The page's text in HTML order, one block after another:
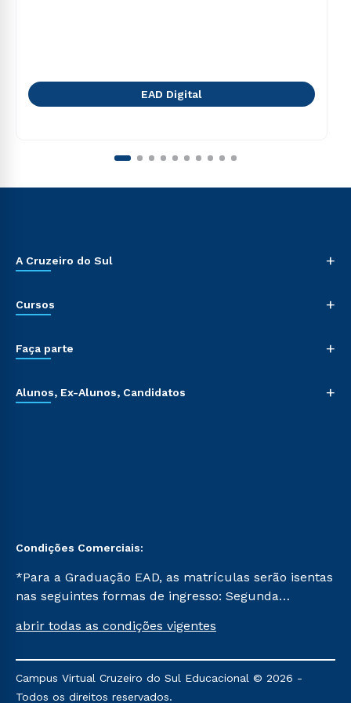
EAD Digital
A Cruzeiro do Sul +
Cursos +
Faça parte +
Alunos, Ex-Alunos, Candidatos +
Condições Comerciais:
*Para a Graduação EAD, as matrículas serão isentas
nas seguintes formas de ingresso: Segunda
Já para as demais, a taxa de matrícula será de R$
mencionadas são referentes aos cursos: Ensino
Religioso, Geografia para a Docência e Metodologia
abrir todas as condições vigentes
Campus Virtual Cruzeiro do Sul Educacional © 2026 -
Todos os direitos reservados.